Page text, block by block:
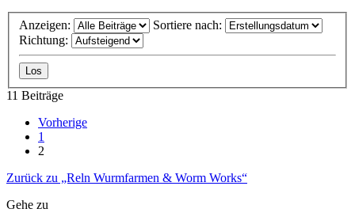
Anzeigen:
Sortiere nach:
Richtung:
11 Beiträge
Vorherige
1
2
Zurück zu „Reln Wurmfarmen & Worm Works“
Gehe zu